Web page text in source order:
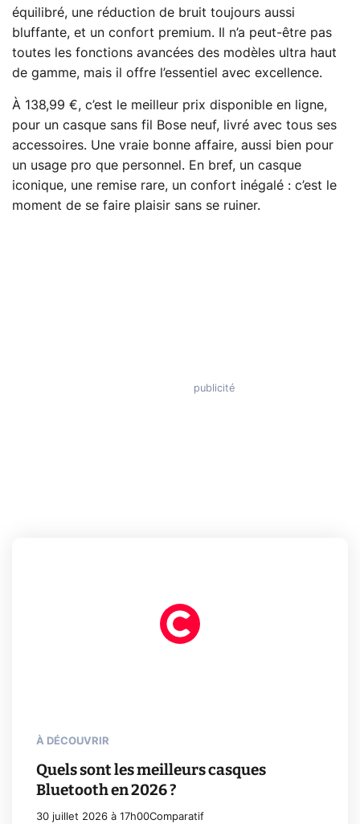
équilibré, une réduction de bruit toujours aussi
bluffante, et un confort premium. Il n’a peut-être pas
toutes les fonctions avancées des modèles ultra haut
de gamme, mais il offre l’essentiel avec excellence.
À 138,99 €, c’est le meilleur prix disponible en ligne,
pour un casque sans fil Bose neuf, livré avec tous ses
accessoires. Une vraie bonne affaire, aussi bien pour
un usage pro que personnel. En bref, un casque
iconique, une remise rare, un confort inégalé : c’est le
moment de se faire plaisir sans se ruiner.
À DÉCOUVRIR
Quels sont les meilleurs casques
Bluetooth en 2026 ?
30 juillet 2026 à 17h00Comparatif